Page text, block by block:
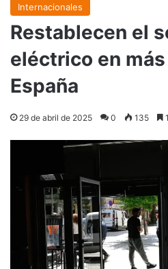
Internacionales
Restablecen el
eléctrico en
España
29 de abril de 2025 0 135